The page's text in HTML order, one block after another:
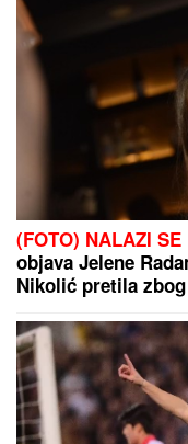
(FOTO) NALAZI
objava Jelene
Nikolić pretila